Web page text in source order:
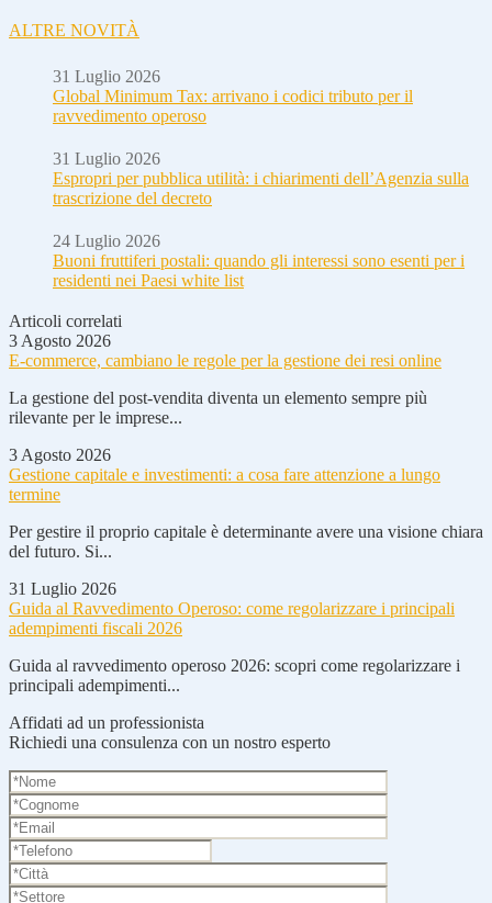
ALTRE NOVITÀ
31 Luglio 2026
Global Minimum Tax: arrivano i codici tributo per il
ravvedimento operoso
31 Luglio 2026
Espropri per pubblica utilità: i chiarimenti dell’Agenzia sulla
trascrizione del decreto
24 Luglio 2026
Buoni fruttiferi postali: quando gli interessi sono esenti per i
residenti nei Paesi white list
Articoli correlati
3 Agosto 2026
E-commerce, cambiano le regole per la gestione dei resi online
La gestione del post-vendita diventa un elemento sempre più
rilevante per le imprese...
3 Agosto 2026
Gestione capitale e investimenti: a cosa fare attenzione a lungo
termine
Per gestire il proprio capitale è determinante avere una visione chiara
del futuro. Si...
31 Luglio 2026
Guida al Ravvedimento Operoso: come regolarizzare i principali
adempimenti fiscali 2026
Guida al ravvedimento operoso 2026: scopri come regolarizzare i
principali adempimenti...
Affidati ad un professionista
Richiedi una consulenza con un nostro esperto